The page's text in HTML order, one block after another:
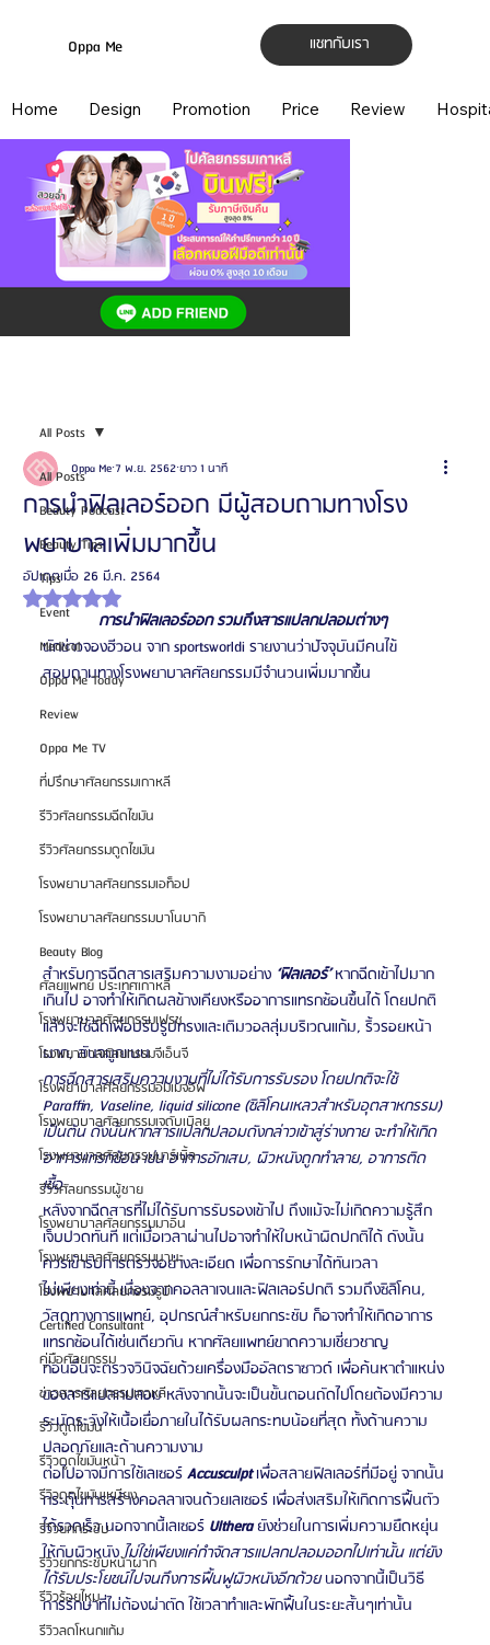
แชทกับเรา
Oppa Me
Home Design Promotion Price Review
All Posts
Beauty Podcast
Beauty Tips
Tips
Event
Medical
Oppa Me Today
Review
Oppa Me TV
ที่ปรึกษาศัลยกรรมเกาหลี
รีวิวศัลยกรรมฉีดไขมัน
รีวิวศัลยกรรมดูดไขมัน
โรงพยาบาลศัลยกรรมเอท็อป
โรงพยาบาลศัลยกรรมบาโนบากิ
Beauty Blog
ศัลยแพทย์ ประเทศเกาหลี
โรงพยาบาลศัลยกรรมเฟรช
โรงพยาบาลศัลยกรรมจีเอ็นจี
โรงพยาบาลศัลยกรรมอิมเมจอัพ
โรงพยาบาลศัลยกรรมเจดับเบิลยู
โรงพยาบาลศัลยกรรมมาร์เบิ้ล
รีวิวศัลยกรรมผู้ชาย
โรงพยาบาลศัลยกรรมมาอิน
โรงพยาบาลศัลยกรรมนานะ
โรงพยาบาลศัลยกรรมรูบี
Certified Consultant
คู่มือศัลยกรรม
ข่าวสารศัลยกรรมเกาหลี
รีวิวดูดไขมัน
รีวิวดูดไขมันหน้า
รีวิวดูดไขมันเหนียง
รีวิวยกกระชับ
รีวิวยกกระชับหน้าผาก
รีวิวร้อยไหม
รีวิวลดโหนกแก้ม
All Posts
การนำฟิลเลอร์ออก มีผู้สอบถามทางโรง
พยาบาลเพิ่มมากขึ้น
Oppa Me 7 พ.ย. 2562ยาว 1 นาที
อัปเดตเมื่อ 26 มี.ค. 2564
ได้รับ NaN เต็ม 5 ดาว
การนำฟิลเลอร์ออก รวมถึงสารแปลกปลอมต่างๆ
นักข่าวจองฮีวอน จาก sportsworldi รายงานว่าปัจจุบันมีคนไข้
สอบถามทางโรงพยาบาลศัลยกรรมมีจำนวนเพิ่มมากขึ้น
สำหรับการฉีดสารเสริมความงามอย่าง ‘ฟิลเลอร์’ หากฉีดเข้าไปมาก
เกินไป อาจทำให้เกิดผลข้างเคียงหรืออาการแทรกซ้อนขึ้นได้ โดยปกติ
แล้วจะใช้ฉีดเพื่อปรับรูปทรงและเติมวอลลุ่มบริเวณแก้ม, ริ้วรอยหน้า
ผาก, สันจมูกแบน
การฉีดสารเสริมความงามที่ไม่ได้รับการรับรอง โดยปกติจะใช้
Paraffin, Vaseline, liquid silicone (ซิลิโคนเหลวสำหรับอุตสาหกรรม)
เป็นต้น ดังนั้นหากสารแปลกปลอมดังกล่าวเข้าสู่ร่างกาย จะทำให้เกิด
อาการแทรกซ้อน เช่น อาการอักเสบ, ผิวหนังถูกทำลาย, อาการติด
เชื้อ
หลังจากฉีดสารที่ไม่ได้รับการรับรองเข้าไป ถึงแม้จะไม่เกิดความรู้สึก
เจ็บปวดทันที แต่เมื่อเวลาผ่านไปอาจทำให้ใบหน้าผิดปกติได้ ดังนั้น
ควรเข้ารับการตรวจอย่างละเอียด เพื่อการรักษาได้ทันเวลา
ไม่เพียงเท่านี้ เนื่องจากคอลลาเจนและฟิลเลอร์ปกติ รวมถึงซิลิโคน,
วัสดุทางการแพทย์, อุปกรณ์สำหรับยกกระชับ ก็อาจทำให้เกิดอาการ
แทรกซ้อนได้เช่นเดียวกัน หากศัลยแพทย์ขาดความเชี่ยวชาญ
ก่อนอื่นจะตรวจวินิจฉัยด้วยเครื่องมืออัลตราซาวด์ เพื่อค้นหาตำแหน่ง
ของสารแปลกปลอม หลังจากนั้นจะเป็นขั้นตอนถัดไปโดยต้องมีความ
ระมัดระวังให้เนื้อเยื่อภายในได้รับผลกระทบน้อยที่สุด ทั้งด้านความ
ปลอดภัยและด้านความงาม
ต่อไปอาจมีการใช้เลเซอร์ Accusculpt เพื่อสลายฟิลเลอร์ที่มีอยู่ จากนั้น
กระตุ้นการสร้างคอลลาเจนด้วยเลเซอร์ เพื่อส่งเสริมให้เกิดการฟื้นตัว
ได้รวดเร็ว นอกจากนี้เลเซอร์ Ulthera ยังช่วยในการเพิ่มความยืดหยุ่น
ให้กับผิวหนัง ไม่ใช่เพียงแค่กำจัดสารแปลกปลอมออกไปเท่านั้น แต่ยัง
ได้รับประโยชน์ไปจนถึงการฟื้นฟูผิวหนังอีกด้วย นอกจากนี้เป็นวิธี
การรักษาที่ไม่ต้องผ่าตัด ใช้เวลาทำและพักฟื้นในระยะสั้นๆเท่านั้น